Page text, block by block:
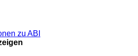
zu ABI